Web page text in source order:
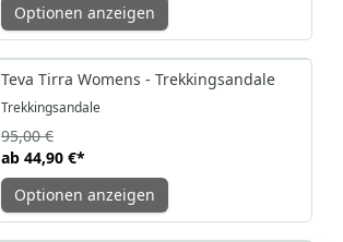
Optionen anzeigen
-53%
Teva Tirra Womens - Trekkingsandale
Trekkingsandale
ab 44,90 €*
95,00 €
Optionen anzeigen